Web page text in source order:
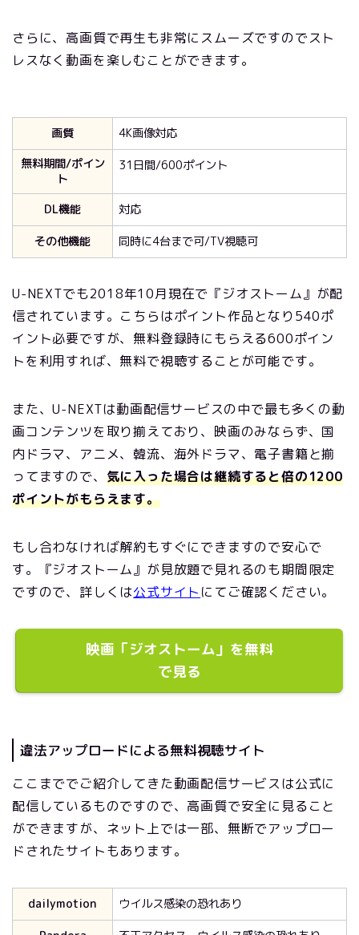
さらに、高画質で再生も非常にスムーズですのでスト
レスなく動画を楽しむことができます。
画質
4K画像対応
無料期間/ポイン
ト
31日間/600ポイント
DL機能
対応
その他機能
同時に4台まで可/TV視聴可
U-NEXTでも2018年10月現在で『ジオストーム』が配
信されています。こちらはポイント作品となり540ポ
イント必要ですが、無料登録時にもらえる600ポイン
トを利用すれば、無料で視聴することが可能です。
また、U-NEXTは動画配信サービスの中で最も多くの動
画コンテンツを取り揃えており、映画のみならず、国
内ドラマ、アニメ、韓流、海外ドラマ、電子書籍と揃
ってますので、 気に入った場合は継続すると倍の1200
ポイントがもらえます。
もし合わなければ解約もすぐにできますので安心で
す。『ジオストーム』が見放題で見れるのも期間限定
ですので、詳しくは公式サイト にてご確認ください。
映画「ジオストーム」を無料
で見る
違法アップロードによる無料視聴サイト
ここまででご紹介してきた動画配信サービスは公式に
配信しているものですので、高画質で安全に見ること
ができますが、ネット上では一部、無断でアップロー
ドされたサイトもあります。
dailymotion
ウイルス感染の恐れあり